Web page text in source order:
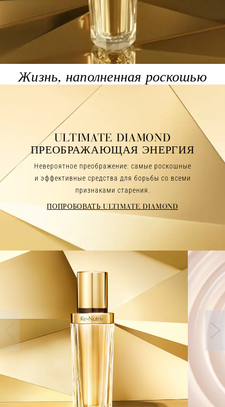
Жизнь, наполненная роскошью
ULTIMATE DIAMOND
ПРЕОБРАЖАЮЩАЯ ЭНЕРГИЯ
Невероятное преображение: самые роскошные
и эффективные средства для борьбы со всеми
признаками старения.
ПОПРОБОВАТЬ ULTIMATE DIAMOND